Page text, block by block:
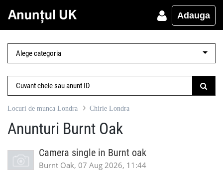
Adauga
Locuri de munca Londra Chirie Londra
Anunturi Burnt Oak
Camera single in Burnt oak
Burnt Oak, 07 Aug 2026, 11:44